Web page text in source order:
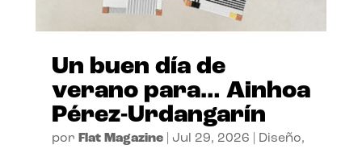
Un buen día de
verano para… Ainhoa
Pérez-Urdangarín
por Flat Magazine| Jul 29, 2026 Diseño,